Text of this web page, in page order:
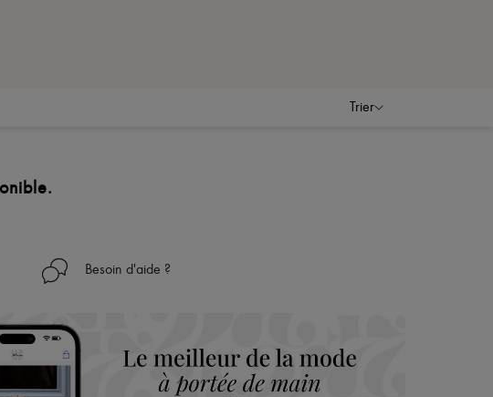
Trier
Besoin d'aide ?